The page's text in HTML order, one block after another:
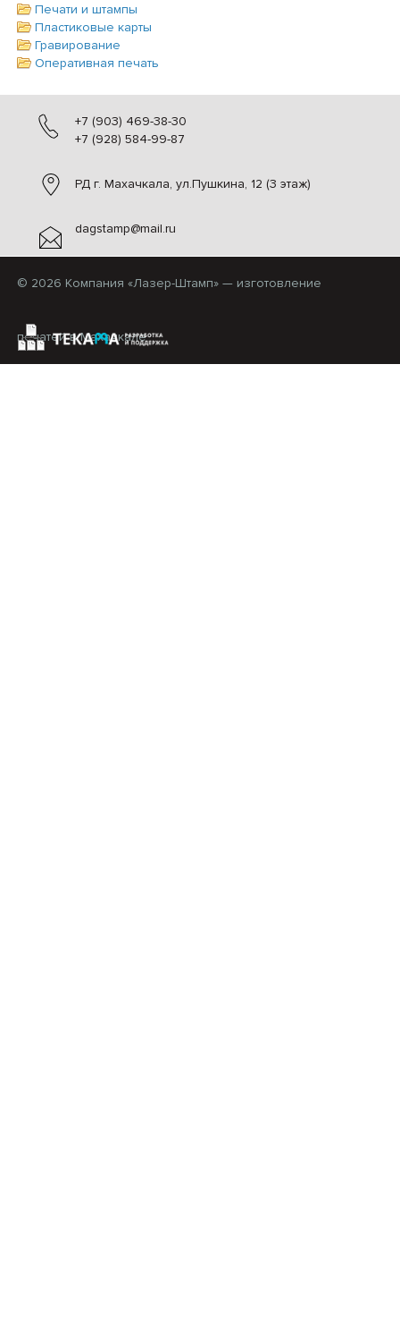
Печати и штампы
Пластиковые карты
Гравирование
Оперативная печать
+7 (903) 469-38-30
+7 (928) 584-99-87
РД г. Махачкала, ул.Пушкина, 12 (3 этаж)
dagstamp@mail.ru
© 2026 Компания «Лазер-Штамп» — изготовление
печатей в Махачкале